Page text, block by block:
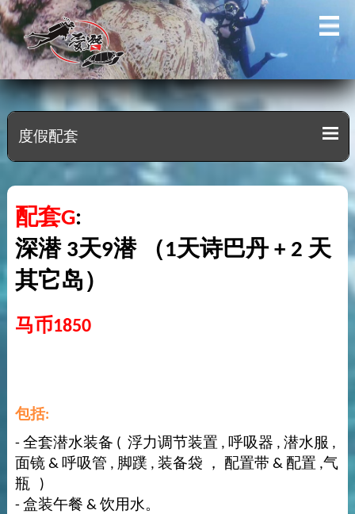
度假配套
配套G:
深潜 3天9潜 （1天诗巴丹 + 2 天
其它岛）
马币1850
包括:
- 全套潜水装备 ( 浮力调节装置 , 呼吸器 , 潜水服 ,
面镜 & 呼吸管 , 脚蹼 , 装备袋 ， 配置带 & 配置 ,气
瓶 )
- 盒装午餐 & 饮用水。